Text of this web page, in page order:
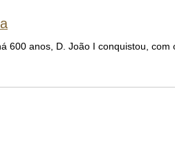
600 anos, D. João I conquistou,